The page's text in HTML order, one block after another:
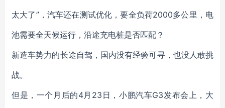
太大了”，汽车还在测试优化，要全负荷2000多公里，电
池需要全天候运行，沿途充电桩是否匹配？
新造车势力的长途自驾，国内没有经验可寻，也没人敢挑
战。
但是，一个月后的4月23日，小鹏汽车G3发布会上，大